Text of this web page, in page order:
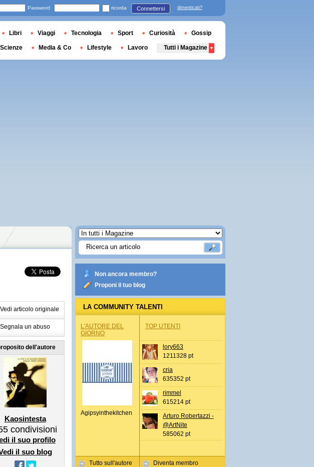
Vedi articolo originale
Segnala un abuso
dell'autore
Kaosintesta
condivisioni
il suo profilo
il suo blog
Non ancora membro?
Proponi il tuo blog
LA COMMUNITY TALENTI
L'AUTORE DEL
GIORNO
Agipsyinthekitchen
Tutto sull'autore
TOP UTENTI
lory663
1211328 pt
cria
635352 pt
rimmel
615214 pt
Arturo Robertazzi -
@ArtNite
585062 pt
Diventa membro
Password ricorda Connettersi dimenticati?
Libri Viaggi Tecnologia Sport Curiosità Gossip
Scienze Media & Co Lifestyle Lavoro Tutti i Magazine